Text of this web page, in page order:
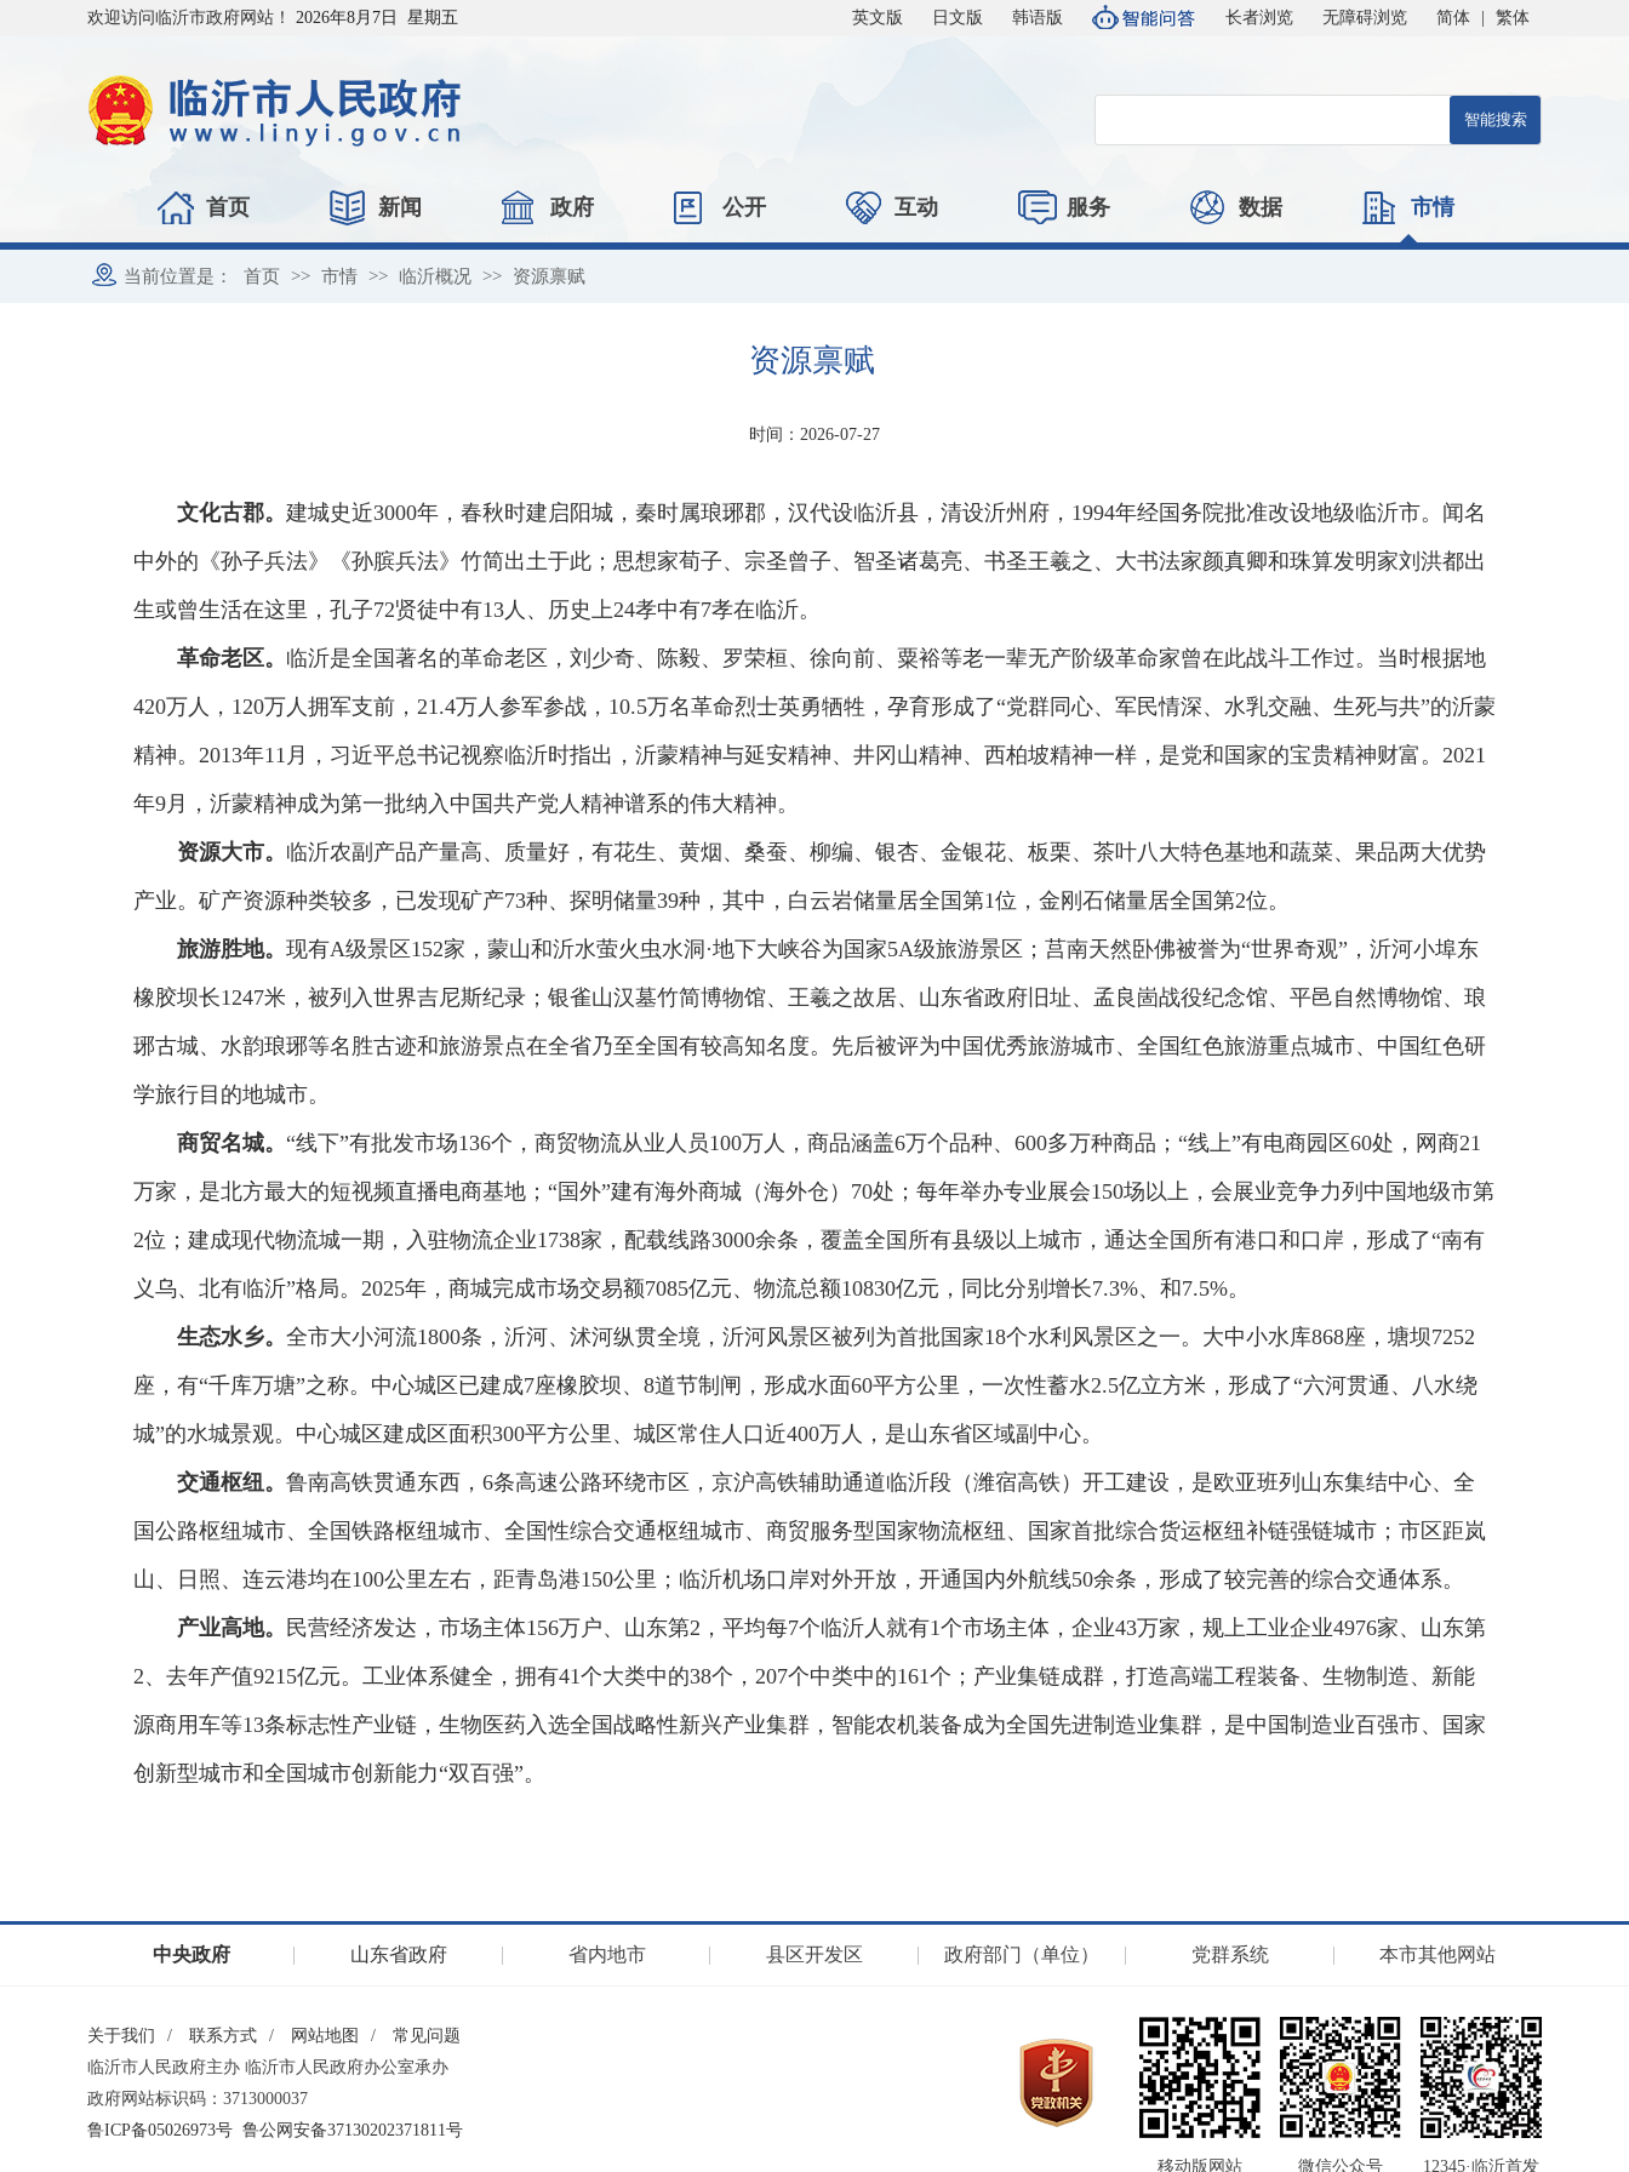
欢迎访问临沂市政府网站！ 2026年8月7日 星期五 英文版 日文版 韩语版 长者浏览 无障碍浏览 简体 繁体
首页 新闻 政府 公开 互动 服务 数据 市情
当前位置是： 首页 >> 市情 >> 临沂概况 >> 资源禀赋
资源禀赋
时间：2026-07-27
文化古郡。 建城史近3000年，春秋时建启阳城，秦时属琅琊郡，汉代设临沂县，清设沂州府，1994年经国务院批准改设地级临沂市。闻名
中外的《孙子兵法》《孙膑兵法》竹简出土于此；思想家荀子、宗圣曾子、智圣诸葛亮、书圣王羲之、大书法家颜真卿和珠算发明家刘洪都出
生或曾生活在这里，孔子72贤徒中有13人、历史上24孝中有7孝在临沂。
革命老区。 临沂是全国著名的革命老区，刘少奇、陈毅、罗荣桓、徐向前、粟裕等老一辈无产阶级革命家曾在此战斗工作过。当时根据地
420万人，120万人拥军支前，21.4万人参军参战，10.5万名革命烈士英勇牺牲，孕育形成了“党群同心、军民情深、水乳交融、生死与共”的沂蒙
精神。2013年11月，习近平总书记视察临沂时指出，沂蒙精神与延安精神、井冈山精神、西柏坡精神一样，是党和国家的宝贵精神财富。2021
年9月，沂蒙精神成为第一批纳入中国共产党人精神谱系的伟大精神。
资源大市。 临沂农副产品产量高、质量好，有花生、黄烟、桑蚕、柳编、银杏、金银花、板栗、茶叶八大特色基地和蔬菜、果品两大优势
产业。矿产资源种类较多，已发现矿产73种、探明储量39种，其中，白云岩储量居全国第1位，金刚石储量居全国第2位。
旅游胜地。 现有A级景区152家，蒙山和沂水萤火虫水洞·地下大峡谷为国家5A级旅游景区；莒南天然卧佛被誉为“世界奇观”，沂河小埠东
橡胶坝长1247米，被列入世界吉尼斯纪录；银雀山汉墓竹简博物馆、王羲之故居、山东省政府旧址、孟良崮战役纪念馆、平邑自然博物馆、琅
琊古城、水韵琅琊等名胜古迹和旅游景点在全省乃至全国有较高知名度。先后被评为中国优秀旅游城市、全国红色旅游重点城市、中国红色研
学旅行目的地城市。
商贸名城。 “线下”有批发市场136个，商贸物流从业人员100万人，商品涵盖6万个品种、600多万种商品；“线上”有电商园区60处，网商21
万家，是北方最大的短视频直播电商基地；“国外”建有海外商城（海外仓）70处；每年举办专业展会150场以上，会展业竞争力列中国地级市第
2位；建成现代物流城一期，入驻物流企业1738家，配载线路3000余条，覆盖全国所有县级以上城市，通达全国所有港口和口岸，形成了“南有
义乌、北有临沂”格局。2025年，商城完成市场交易额7085亿元、物流总额10830亿元，同比分别增长7.3%、和7.5%。
生态水乡。 全市大小河流1800条，沂河、沭河纵贯全境，沂河风景区被列为首批国家18个水利风景区之一。大中小水库868座，塘坝7252
座，有“千库万塘”之称。中心城区已建成7座橡胶坝、8道节制闸，形成水面60平方公里，一次性蓄水2.5亿立方米，形成了“六河贯通、八水绕
城”的水城景观。中心城区建成区面积300平方公里、城区常住人口近400万人，是山东省区域副中心。
交通枢纽。 鲁南高铁贯通东西，6条高速公路环绕市区，京沪高铁辅助通道临沂段（潍宿高铁）开工建设，是欧亚班列山东集结中心、全
国公路枢纽城市、全国铁路枢纽城市、全国性综合交通枢纽城市、商贸服务型国家物流枢纽、国家首批综合货运枢纽补链强链城市；市区距岚
山、日照、连云港均在100公里左右，距青岛港150公里；临沂机场口岸对外开放，开通国内外航线50余条，形成了较完善的综合交通体系。
产业高地。 民营经济发达，市场主体156万户、山东第2，平均每7个临沂人就有1个市场主体，企业43万家，规上工业企业4976家、山东第
2、去年产值9215亿元。工业体系健全，拥有41个大类中的38个，207个中类中的161个；产业集链成群，打造高端工程装备、生物制造、新能
源商用车等13条标志性产业链，生物医药入选全国战略性新兴产业集群，智能农机装备成为全国先进制造业集群，是中国制造业百强市、国家
创新型城市和全国城市创新能力“双百强”。
中央政府 山东省政府 省内地市 县区开发区 政府部门（单位） 党群系统 本市其他网站
关于我们 / 联系方式 / 网站地图 /
常见问题
临沂市人民政府主办 临沂市人民政府办公室承办
政府网站标识码：3713000037
鲁ICP备05026973号 鲁公网安备37130202371811号
移动版网站
微信公众号 12345·临沂首发